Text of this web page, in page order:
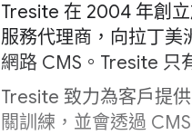
Tresite 在 2004 年創
服務代理商，向拉丁美
網路 CMS。Tresite 只
Tresite 致力為客戶提
關訓練，並會透過